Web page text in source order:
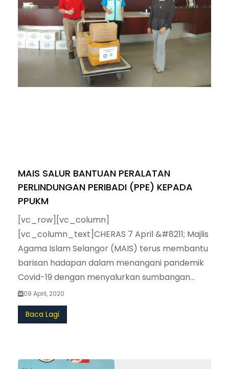
MAIS SALUR BANTUAN PERALATAN
PERLINDUNGAN PERIBADI (PPE) KEPADA
PPUKM
[vc_row][vc_column]
[vc_column_text]CHERAS 7 April &#8211; Majlis
Agama Islam Selangor (MAIS) terus membantu
barisan hadapan dalam menangani pandemik
Covid-19 dengan menyalurkan sumbangan
peralatan perlindungan peribadi (PPE) kepada
Pusat Perubatan Hospital Universiti Kebangsaan
Malaysia (PPUKM). (more&hellip;)
09 April, 2020
Baca Lagi